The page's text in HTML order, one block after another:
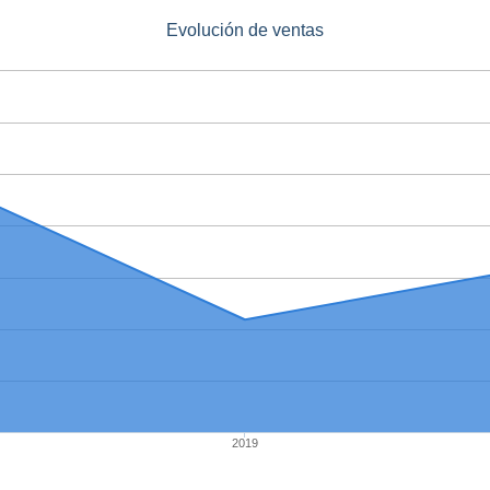
Evolución de ventas
2019